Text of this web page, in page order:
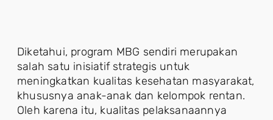
Diketahui, program MBG sendiri merupakan
salah satu inisiatif strategis untuk
meningkatkan kualitas kesehatan masyarakat,
khususnya anak-anak dan kelompok rentan.
Oleh karena itu, kualitas pelaksanaannya